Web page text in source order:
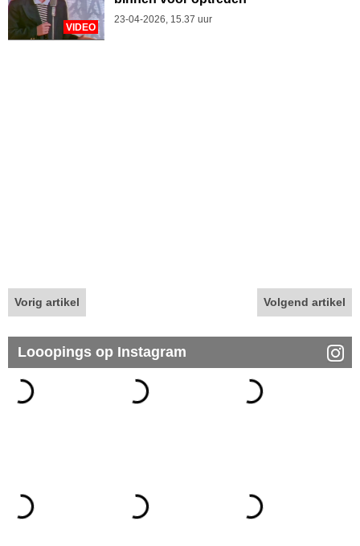
VIDEO
23-04-2026, 15.37 uur
Vorig artikel Volgend artikel
Looopings op Instagram